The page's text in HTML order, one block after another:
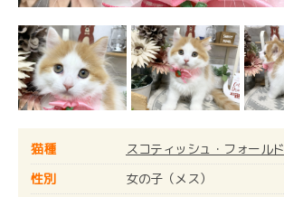
猫種
スコティッシュ・フォールド
性別
女の子（メス）